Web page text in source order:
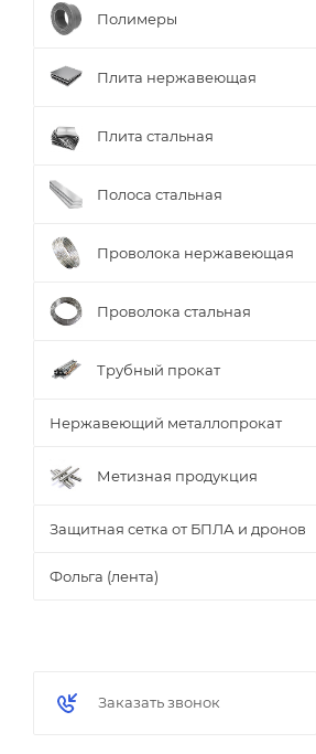
Полимеры
Плита нержавеющая
Плита стальная
Полоса стальная
Проволока нержавеющая
Проволока стальная
Трубный прокат
Нержавеющий металлопрокат
Метизная продукция
Защитная сетка от БПЛА и дронов
Фольга (лента)
Заказать звонок